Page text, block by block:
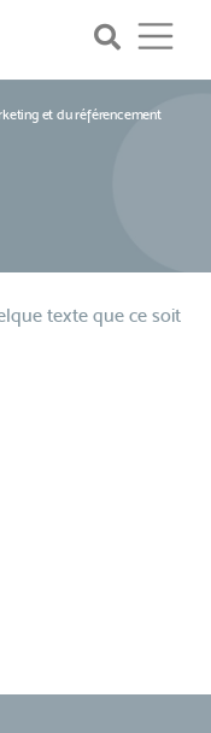
et du référencement
texte que ce soit